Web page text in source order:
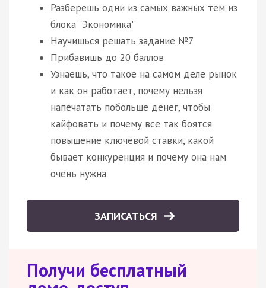
Разберешь одни из самых важных тем из
блока "Экономика"
Научишься решать задание №7
Прибавишь до 20 баллов
Узнаешь, что такое на самом деле рынок
и как он работает, почему нельзя
напечатать побольше денег, чтобы
кайфовать и почему все так боятся
повышение ключевой ставки, какой
бывает конкуренция и почему она нам
очень нужна
ЗАПИСАТЬСЯ
Получи бесплатный